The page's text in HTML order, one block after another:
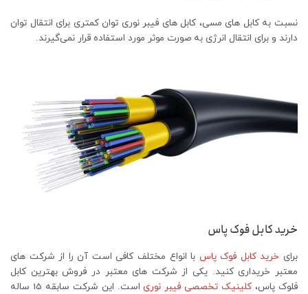
نسبت به کابل‌ های مسی، کابل‌ های فیبر نوری توان کمتری برای انتقال توان
دارند و برای انتقال انرژی به صورت موثر مورد استفاده قرار نمی‌گیرند.
خرید کابل فوک پاس
برای خرید کابل فوک پاس با انواع مختلف کافی است آن را از شرکت های
معتبر خریداری کنید. یکی از شرکت های معتبر در فروش بهترین کابل
فلوک پاس، کلینیک تخصصی فیبر نوری
است. این شرکت سابقه 15 ساله